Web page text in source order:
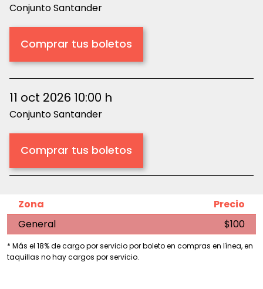
Conjunto Santander
Comprar tus boletos
11 oct 2026 10:00 h
Conjunto Santander
Comprar tus boletos
Zona
Precio
General
$100
* Más el 18% de cargo por servicio por boleto en compras en línea, en
taquillas no hay cargos por servicio.